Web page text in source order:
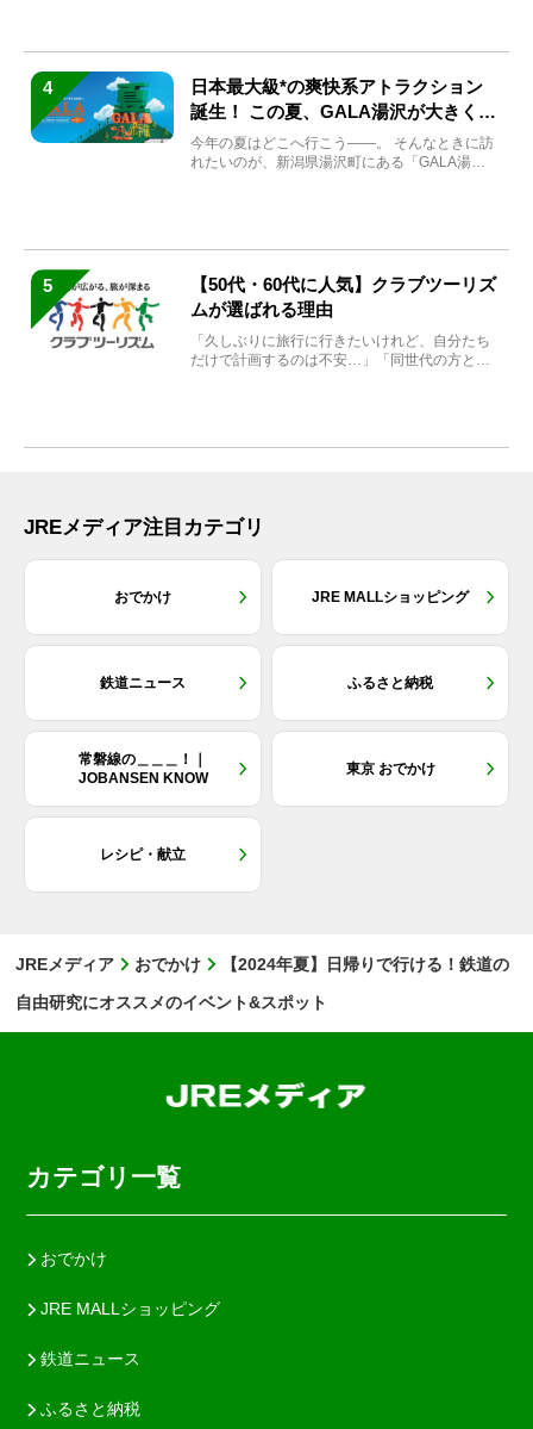
4
日本最大級*の爽快系アトラクション
誕生！ この夏、GALA湯沢が大きく生
まれ変わる
今年の夏はどこへ行こう――。 そんなときに訪
れたいのが、新潟県湯沢町にある「GALA湯
5
【50代・60代に人気】クラブツーリズ
ムが選ばれる理由
「久しぶりに旅行に行きたいけれど、自分たち
だけで計画するのは不安…」「同世代の方と気
JREメディア注目カテゴリ
おでかけ JRE MALLショッピング
鉄道ニュース ふるさと納税
常磐線の＿＿＿！｜
JOBANSEN KNOW
東京 おでかけ
レシピ・献立
JREメディア おでかけ
【2024年夏】日帰りで行ける！鉄道の
自由研究にオススメのイベント&スポット
カテゴリ一覧
おでかけ
JRE MALLショッピング
鉄道ニュース
ふるさと納税